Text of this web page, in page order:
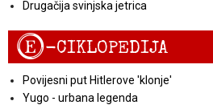
Drugačija svinjska jetrica
E-CIKLOPEDIJA
Povijesni put Hitlerove 'klonje'
Yugo - urbana legenda